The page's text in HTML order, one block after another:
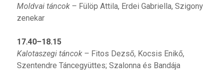
Moldvai táncok– Fülöp Attila, Erdei Gabriella, Szigony
zenekar
17.40–18.15
Kalotaszegi táncok– Fitos Dezső, Kocsis Enikő,
Szentendre Táncegyüttes; Szalonna és Bandája